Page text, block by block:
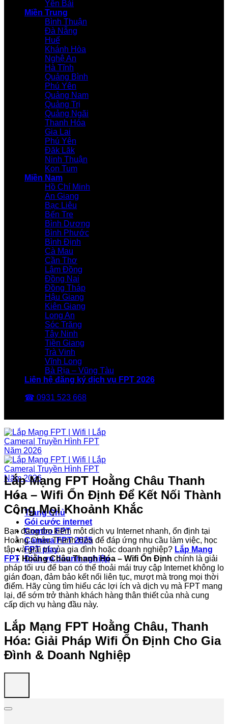
Yên Bái
Miền Trung
Bình Thuận
Đà Nẵng
Huế
Khánh Hòa
Nghệ An
Hà Tĩnh
Quảng Bình
Phú Yên
Quảng Nam
Quảng Trị
Quảng Ngãi
Thanh Hóa
Gia Lai
Phú Yên
Đăk Lăk
Ninh Thuận
Kon Tum
Miền Nam
Hồ Chí Minh
An Giang
Bạc Liêu
Bến Tre
Bình Dương
Bình Phước
Bình Định
Cà Mau
Cần Thơ
Lâm Đồng
Đồng Nai
Đồng Tháp
Hậu Giang
Kiên Giang
Long An
Sóc Trăng
Tây Ninh
Tiền Giang
Trà Vinh
Vĩnh Long
Bà Rịa – Vũng Tàu
Liên hệ đăng ký dịch vụ FPT 2026
☎ 0931 523 668
Trang Chủ
Gói cước internet
Combo FPT
Camera FPT 2025
FPT play
Dịch vụ doanh nghiệp
Lắp Mạng FPT Hoằng Châu Thanh
Hóa – Wifi Ổn Định Để Kết Nối Thành
Công Mọi Khoảnh Khắc
Bạn đang tìm kiếm một dịch vụ Internet nhanh, ổn định tại
Hoằng Châu Thanh Hóa để đáp ứng nhu cầu làm việc, học
tập và giải trí của gia đình hoặc doanh nghiệp? Lắp Mạng
FPT Hoằng Châu Thanh Hóa – Wifi Ổn Định chính là giải
pháp tối ưu để bạn có thể thoải mái truy cập Internet không lo
gián đoạn, đảm bảo kết nối liên tục, mượt mà trong mọi thời
điểm. Hãy cùng tìm hiểu các lợi ích và dịch vụ mà FPT mang
lại, để sớm trở thành khách hàng thân thiết của nhà cung
cấp dịch vụ hàng đầu này.
Lắp Mạng FPT Hoằng Châu, Thanh
Hóa: Giải Pháp Wifi Ổn Định Cho Gia
Đình & Doanh Nghiệp